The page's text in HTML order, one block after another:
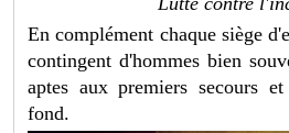
En complément chaque siège
contingent d'hommes bien
aptes aux premiers secours
fond.